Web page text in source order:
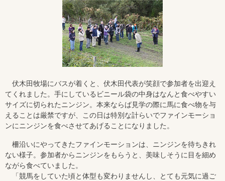
伏木田牧場にバスが着くと、伏木田代表が笑顔で参加者を出迎え
てくれました。手にしているビニール袋の中身はなんと食べやすい
サイズに切られたニンジン。本来ならば見学の際に馬に食べ物を与
えることは厳禁ですが、この日は特別な計らいでファインモーショ
ンにニンジンを食べさせてあげることになりました。
柵沿いにやってきたファインモーションは、ニンジンを待ちきれ
ない様子。参加者からニンジンをもらうと、美味しそうに目を細め
ながら食べていました。
「競馬をしていた頃と体型も変わりませんし、とても元気に過ご